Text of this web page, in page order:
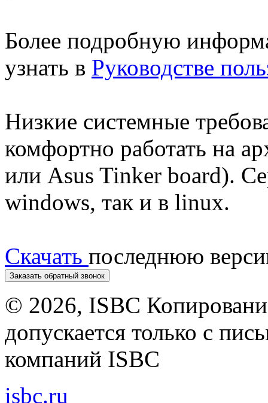
Более подробную
узнать в Руководстве
Низкие системные
комфортно работать на
или Asus Tinker board).
windows, так и в linux.
Скачать последнюю
Заказать обратный звонок
© 2026, ISBC
допускается только с
компаний ISBC
isbc.ru